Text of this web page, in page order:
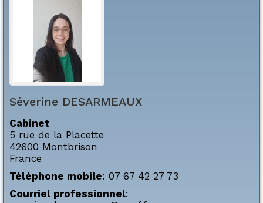
Séverine DESARMEAUX
Cabinet
5 rue de la Placette
42600 Montbrison
France
Téléphone mobile: 07 67 42 27 73
Courriel professionnel: